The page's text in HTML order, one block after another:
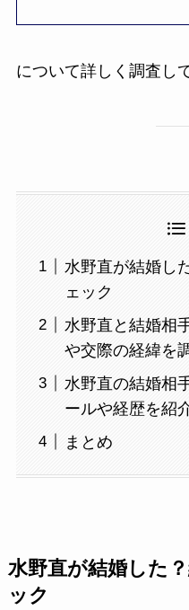
について詳しく調査し
水野直が結婚し
ェック
水野直と結婚相
や交際の経緯を
水野直の結婚相
ールや経歴を紹
まとめ
水野直が結婚した
ック